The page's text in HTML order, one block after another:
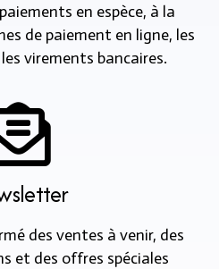
en espèce, à la
de paiement en ligne, les
virements bancaires.
des ventes à venir, des
et des offres spéciales